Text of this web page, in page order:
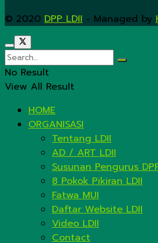
© 2020 DPP LDII - Managed by
No Result
View All Result
HOME
ORGANISASI
Tentang LDII
AD / ART LDII
Susunan Pengurus
8 Pokok Pikiran LDII
Fatwa MUI
Daftar Website LDII
Video LDII
Contact